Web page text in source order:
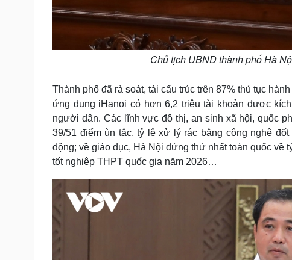
Chủ tịch UBND thành phố Hà
Thành phố đã rà soát, tái cấu trúc trên 87% thủ tục
ứng dụng iHanoi có hơn 6,2 triệu tài khoản được
người dân. Các lĩnh vực đô thị, an sinh xã hội, quốc
39/51 điểm ùn tắc, tỷ lệ xử lý rác bằng công nghệ
động; về giáo dục, Hà Nội đứng thứ nhất toàn quốc về
tốt nghiệp THPT quốc gia năm 2026…